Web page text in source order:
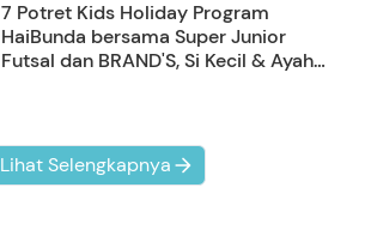
7 Potret Kids Holiday Program
HaiBunda bersama Super Junior
Futsal dan BRAND'S, Si Kecil & Ayah
Lihat Selengkapnya